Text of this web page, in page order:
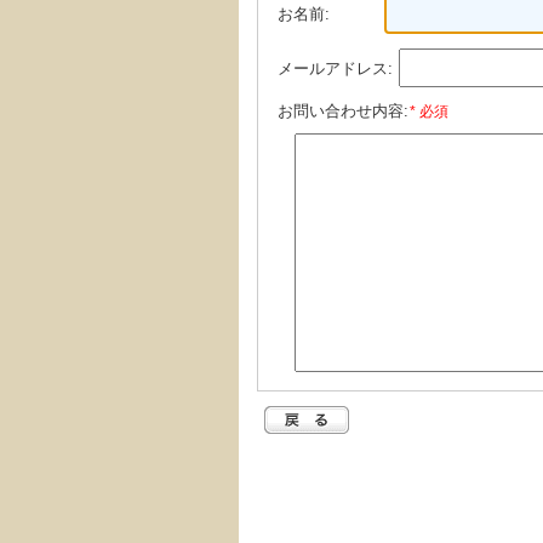
お名前:
メールアドレス:
お問い合わせ内容:* 必須